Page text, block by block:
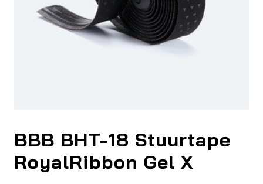
BBB BHT-18 Stuurtape
RoyalRibbon Gel X